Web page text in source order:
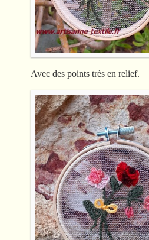
Avec des points très en relief.